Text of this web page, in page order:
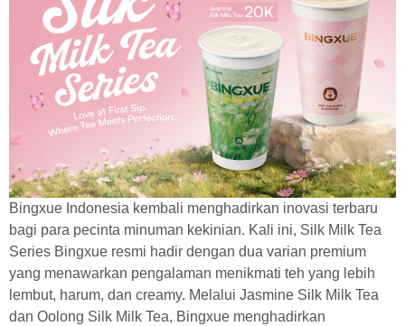
Bingxue Indonesia kembali menghadirkan inovasi terbaru
bagi para pecinta minuman kekinian. Kali ini, Silk Milk Tea
Series Bingxue resmi hadir dengan dua varian premium
yang menawarkan pengalaman menikmati teh yang lebih
lembut, harum, dan creamy. Melalui Jasmine Silk Milk Tea
dan Oolong Silk Milk Tea, Bingxue menghadirkan